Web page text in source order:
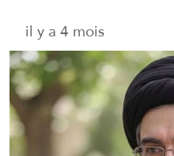
il y a 4 mois